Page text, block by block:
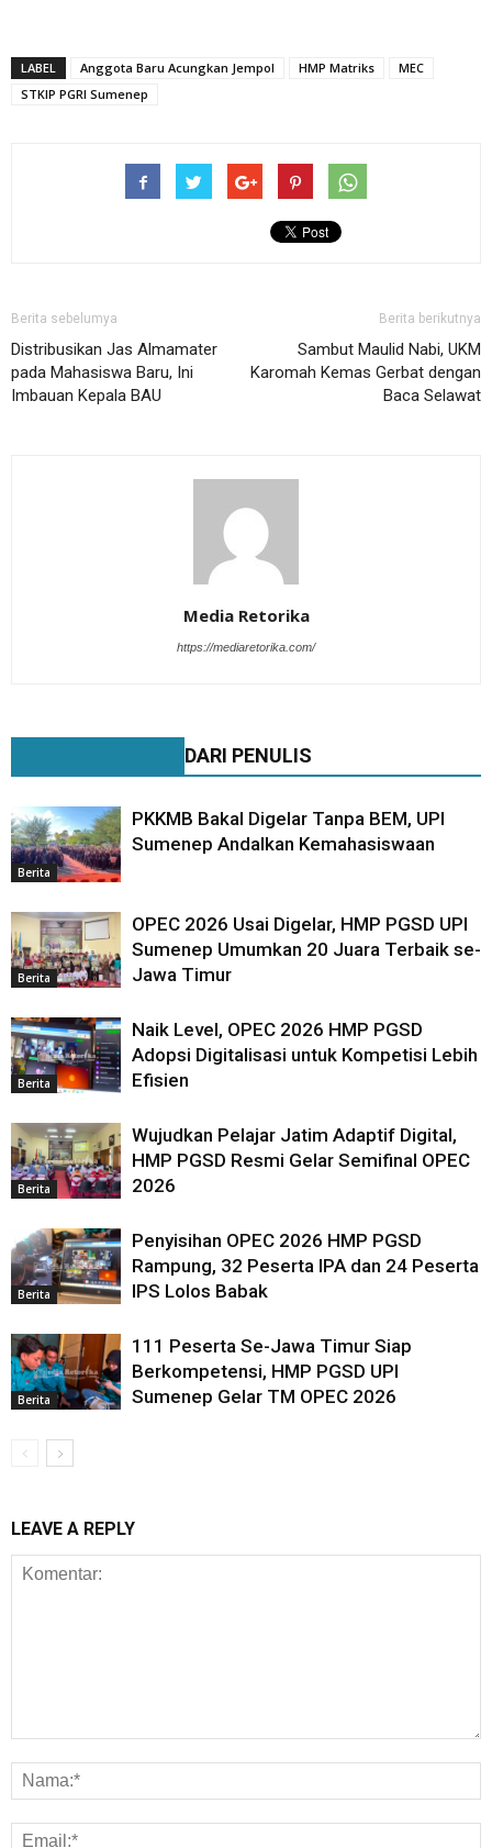
LABEL Anggota Baru Acungkan Jempol HMP Matriks
MEC
STKIP PGRI Sumenep
Berita sebelumya
Distribusikan Jas Almamater
pada Mahasiswa Baru, Ini
Imbauan Kepala BAU
Berita berikutnya
Sambut Maulid Nabi, UKM
Karomah Kemas Gerbat dengan
Baca Selawat
Media Retorika
https://mediaretorika.com/
DARI PENULIS
Berita
PKKMB Bakal Digelar Tanpa BEM, UPI
Sumenep Andalkan Kemahasiswaan
Berita
OPEC 2026 Usai Digelar, HMP PGSD UPI
Sumenep Umumkan 20 Juara Terbaik se-
Jawa Timur
Berita
Naik Level, OPEC 2026 HMP PGSD
Adopsi Digitalisasi untuk Kompetisi Lebih
Efisien
Berita
Wujudkan Pelajar Jatim Adaptif Digital,
HMP PGSD Resmi Gelar Semifinal OPEC
2026
Berita
Penyisihan OPEC 2026 HMP PGSD
Rampung, 32 Peserta IPA dan 24 Peserta
IPS Lolos Babak
Berita
111 Peserta Se-Jawa Timur Siap
Berkompetensi, HMP PGSD UPI
Sumenep Gelar TM OPEC 2026
LEAVE A REPLY